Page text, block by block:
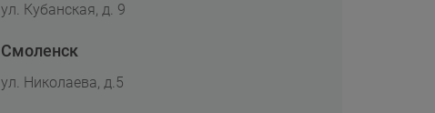
ул. Кубанская, д. 9
Смоленск
ул. Николаева, д.5